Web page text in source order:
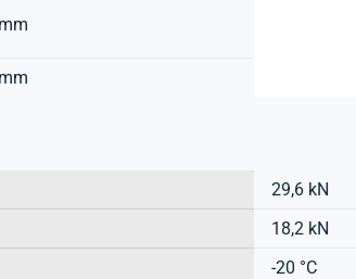
29,6 kN
18,2 kN
-20 °C